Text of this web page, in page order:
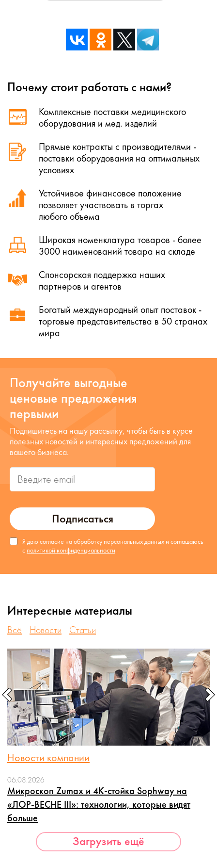
Почему стоит работать с нами?
Комплексные поставки медицинского
оборудования и мед. изделий
Прямые контракты с производителями -
поставки оборудования на оптимальных
условиях
Устойчивое финансовое положение
позволяет участвовать в торгах
любого объема
Широкая номенклатура товаров - более
3000 наименований товара на складе
Спонсорская поддержка наших
партнеров и агентов
Богатый международный опыт поставок -
торговые представительства в 50 странах
мира
Получайте выгодные
ценовые предложения
первыми
Подписаться
Я даю согласие на обработку персональных данных и соглашаюсь
с политикой конфиденциальности
Подпишитесь на нашу рассылку, чтобы быть в курсе
полезных новостей и интересных предложений для
вашего бизнеса.
Интересные материалы
Всё Новости Статьи
Новости компании
06.08.2026
Микроскоп Zumax и 4K-стойка Sophway на
«ЛОР-ВЕСНЕ III»: технологии, которые видят
больше
Загрузить ещё